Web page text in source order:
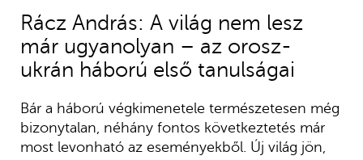
Rácz András: A világ nem lesz
már ugyanolyan – az orosz-
ukrán háború első tanulságai
Bár a háború végkimenetele természetesen még
bizonytalan, néhány fontos következtetés már
most levonható az eseményekből. Új világ jön,